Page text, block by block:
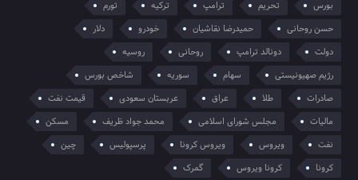
بورس
تحریم ترامپ ترکیه
تورم
حسن روحانی
حمیدرضا نقاشیان خودرو
دلار
دولت
دونالد ترامپ روحانی
روسیه
رژیم صهیونیستی
سهام سوریه
شاخص بورس
صادرات
طلا عراق عربستان سعودی
قیمت نفت
مالیات
مجلس شورای اسلامی محمد جواد ظریف
مسکن
نفت
ویروس ویروس کرونا پرسپولیس
چین
کرونا
کرونا ویروس گمرک